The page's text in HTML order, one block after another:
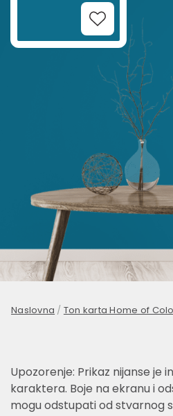
Add to Wishlist
Naslovna / Ton karta Home of
Upozorenje: Prikaz nijanse je
karaktera. Boje na ekranu i
mogu odstupati od stvarnog